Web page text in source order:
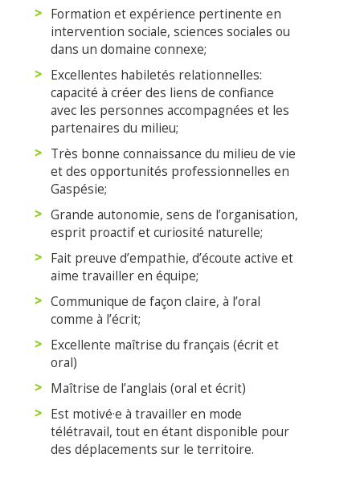
Formation et expérience pertinente en
intervention sociale, sciences sociales ou
dans un domaine connexe;
Excellentes habiletés relationnelles:
capacité à créer des liens de confiance
avec les personnes accompagnées et les
partenaires du milieu;
Très bonne connaissance du milieu de vie
et des opportunités professionnelles en
Gaspésie;
Grande autonomie, sens de l’organisation,
esprit proactif et curiosité naturelle;
Fait preuve d’empathie, d’écoute active et
aime travailler en équipe;
Communique de façon claire, à l’oral
comme à l’écrit;
Excellente maîtrise du français (écrit et
oral)
Maîtrise de l’anglais (oral et écrit)
Est motivé·e à travailler en mode
télétravail, tout en étant disponible pour
des déplacements sur le territoire.